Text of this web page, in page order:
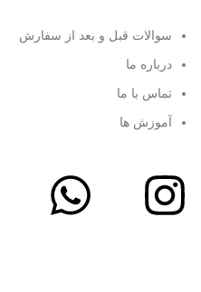
سوالات قبل و بعد از سفارش
درباره ما
تماس با ما
آموزش ها